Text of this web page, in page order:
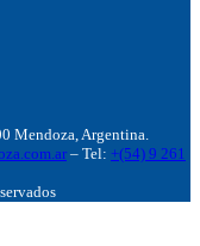
Mendoza, Argentina.
– Tel: +(54) 9 261